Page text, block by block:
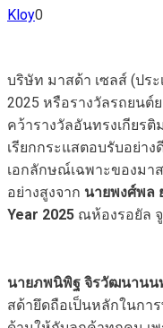
Kloy0
บริษัท มาสด้า เซลส์ (ปร
2025 หรือรางวัลรถยนต์
คว้ารางวัลอันทรงเกียร
เรียกกระแสตอบรับอย่า
เอกลักษณ์เฉพาะของมา
อย่างสูงจาก นายพงศ์พล
Year 2025 ณห้องรอยัล
นายภพนิพิฐ จิรวัฒนานน
สด้ายึดถือเป็นหลักในกา